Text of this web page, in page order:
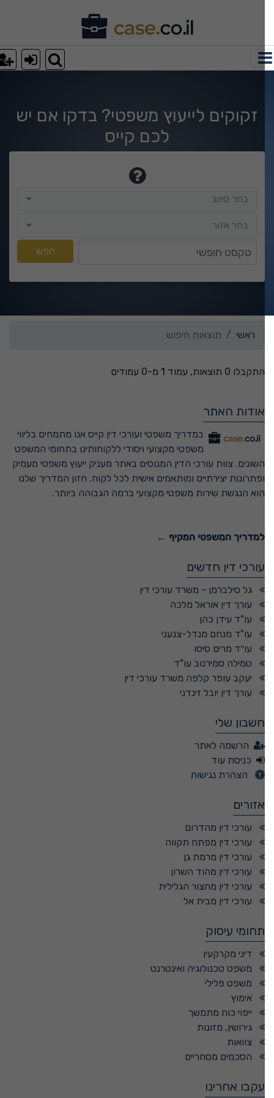
חיפוש
זקוקים לייעוץ משפטי? בדקו אם יש
לכם קייס
בחר סיווג
בחר אזור
חפש
ראשי תוצאות חיפוש
התקבלו 0 תוצאות, עמוד 1 מ-0 עמודים
אודות האתר
במדריך משפטי ועורכי דין קייס אנו מתמחים בליווי
משפטי מקצועי ויסודי ללקוחותינו בתחומי המשפט
השונים. צוות עורכי הדין המנוסים באתר מעניק ייעוץ משפטי מעמיק
ופתרונות יצירתיים ומותאמים אישית לכל לקוח. חזון המדריך שלנו
הוא הנגשת שירות משפטי מקצועי ברמה הגבוהה ביותר.
למדריך המשפטי המקיף ←
עורכי דין חדשים
גל סילברמן - משרד עורכי דין
עורך דין אוראל מלכה
עו"ד עידן כהן
עו"ד מנחם מנדל-צנעני
עו״ד מרים סיסו
טמילה סמירנוב עו"ד
יעקב עופר קלפה משרד עורכי דין
עורך דין יובל זינדני
חשבון שלי
הרשמה לאתר
כניסת עוד
הצהרת נגישות
אזורים
עורכי דין מהדרום
עורכי דין מפתח תקווה
עורכי דין מרמת גן
עורכי דין מהוד השרון
עורכי דין מחצור הגלילית
עורכי דין מבית אל
תחומי עיסוק
דיני מקרקעין
משפט טכנולוגיה ואינטרנט
משפט פלילי
אימוץ
ייפוי כוח מתמשך
גירושין, מזונות
צוואות
הסכמים מסחריים
עקבו אחרינו